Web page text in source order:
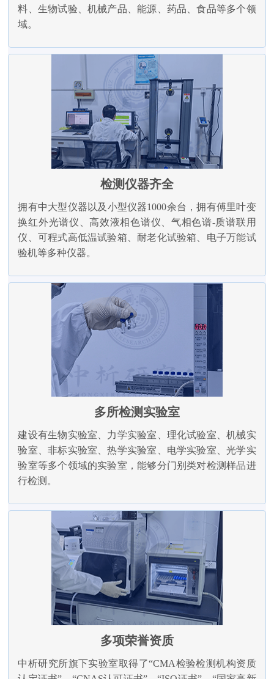
料、生物试验、机械产品、能源、药品、食品等多个领
域。
检测仪器齐全
拥有中大型仪器以及小型仪器1000余台，拥有傅里叶变
换红外光谱仪、高效液相色谱仪、气相色谱-质谱联用
仪、可程式高低温试验箱、耐老化试验箱、电子万能试
验机等多种仪器。
多所检测实验室
建设有生物实验室、力学实验室、理化试验室、机械实
验室、非标实验室、热学实验室、电学实验室、光学实
验室等多个领域的实验室，能够分门别类对检测样品进
行检测。
多项荣誉资质
中析研究所旗下实验室取得了“CMA检验检测机构资质